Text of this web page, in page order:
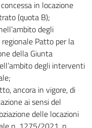
in locazione
(quota B);
degli
Patto per la
della Giunta
degli interventi
ancora in vigore, di
ai sensi del
delle locazioni